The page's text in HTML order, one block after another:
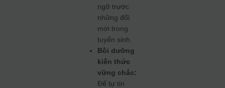
ngỡ trước
những đổi
mới trong
tuyển sinh.
Bồi dưỡng
kiến thức
vững chắc:
Để tự tin